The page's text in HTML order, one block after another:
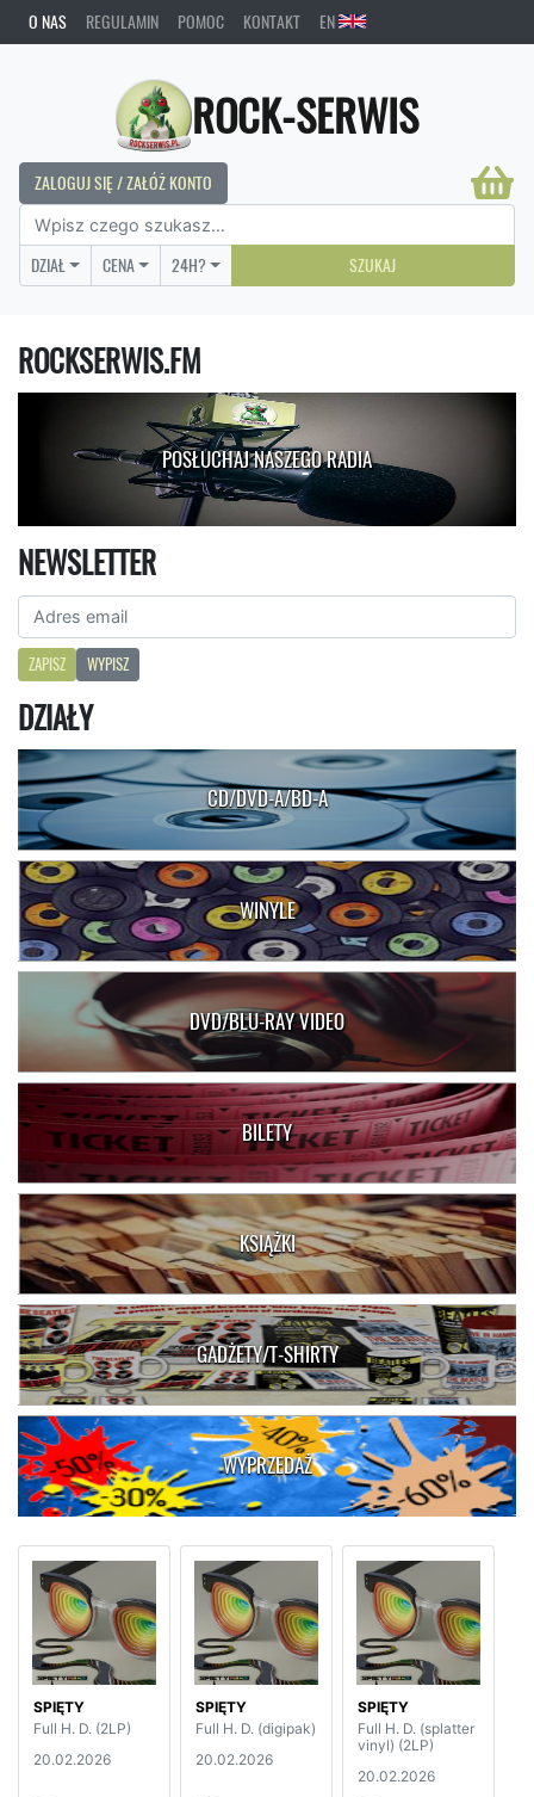
O NAS REGULAMIN POMOC KONTAKT EN
ROCK-SERWIS
ZALOGUJ SIĘ / ZAŁÓŻ KONTO
DZIAŁ CENA 24H? SZUKAJ
ROCKSERWIS.FM
POSŁUCHAJ NASZEGO RADIA
NEWSLETTER
ZAPISZ WYPISZ
DZIAŁY
CD/DVD-A/BD-A
WINYLE
DVD/BLU-RAY VIDEO
BILETY
KSIĄŻKI
GADŻETY/T-SHIRTY
WYPRZEDAŻ
SPIĘTY
Full H. D. (2LP)
20.02.2026
SPIĘTY
Full H. D. (digipak)
20.02.2026
SPIĘTY
Full H. D. (splatter
vinyl) (2LP)
20.02.2026